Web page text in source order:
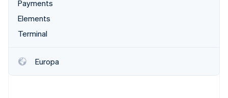
Scopri cosa ti aspetta
Radar
Prevenzione delle frodi
Payments
Elements
Terminal
Europa